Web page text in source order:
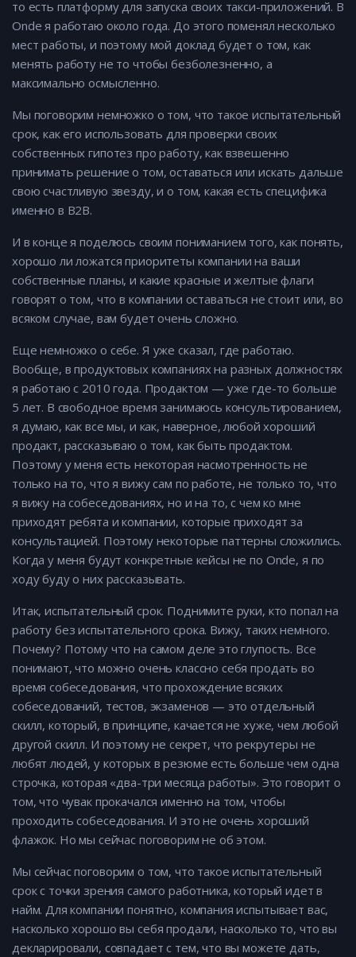
то есть платформу для запуска своих такси-приложений. В
Onde я работаю около года. До этого поменял несколько
мест работы, и поэтому мой доклад будет о том, как
менять работу не то чтобы безболезненно, а
максимально осмысленно.
Мы поговорим немножко о том, что такое испытательный
срок, как его использовать для проверки своих
собственных гипотез про работу, как взвешенно
принимать решение о том, оставаться или искать дальше
свою счастливую звезду, и о том, какая есть специфика
именно в В2В.
И в конце я поделюсь своим пониманием того, как понять,
хорошо ли ложатся приоритеты компании на ваши
собственные планы, и какие красные и желтые флаги
говорят о том, что в компании оставаться не стоит или, во
всяком случае, вам будет очень сложно.
Еще немножко о себе. Я уже сказал, где работаю.
Вообще, в продуктовых компаниях на разных должностях
я работаю с 2010 года. Продактом — уже где-то больше
5 лет. В свободное время занимаюсь консультированием,
я думаю, как все мы, и как, наверное, любой хороший
продакт, рассказываю о том, как быть продактом.
Поэтому у меня есть некоторая насмотренность не
только на то, что я вижу сам по работе, не только то, что
я вижу на собеседованиях, но и на то, с чем ко мне
приходят ребята и компании, которые приходят за
консультацией. Поэтому некоторые паттерны сложились.
Когда у меня будут конкретные кейсы не по Onde, я по
ходу буду о них рассказывать.
Итак, испытательный срок. Поднимите руки, кто попал на
работу без испытательного срока. Вижу, таких немного.
Почему? Потому что на самом деле это глупость. Все
понимают, что можно очень классно себя продать во
время собеседования, что прохождение всяких
собеседований, тестов, экзаменов — это отдельный
скилл, который, в принципе, качается не хуже, чем любой
другой скилл. И поэтому не секрет, что рекрутеры не
любят людей, у которых в резюме есть больше чем одна
строчка, которая «два-три месяца работы». Это говорит о
том, что чувак прокачался именно на том, чтобы
проходить собеседования. И это не очень хороший
флажок. Но мы сейчас поговорим не об этом.
Мы сейчас поговорим о том, что такое испытательный
срок с точки зрения самого работника, который идет в
найм. Для компании понятно, компания испытывает вас,
насколько хорошо вы себя продали, насколько то, что вы
декларировали, совпадает с тем, что вы можете дать,